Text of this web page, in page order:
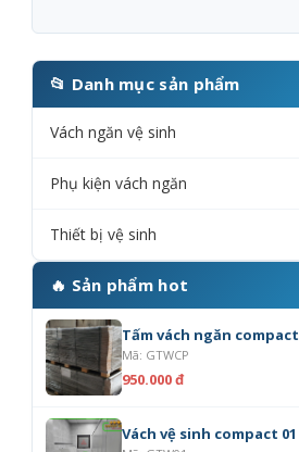
📂 Danh mục sản phẩm
Vách ngăn vệ sinh
Phụ kiện vách ngăn
Thiết bị vệ sinh
🔥 Sản phẩm hot
Tấm vách ngăn compact
Mã: GTWCP
950.000 đ
Vách vệ sinh compact 01